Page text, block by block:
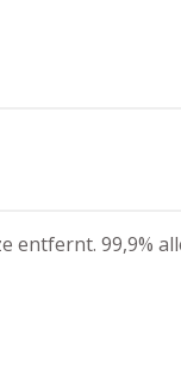
99,9%